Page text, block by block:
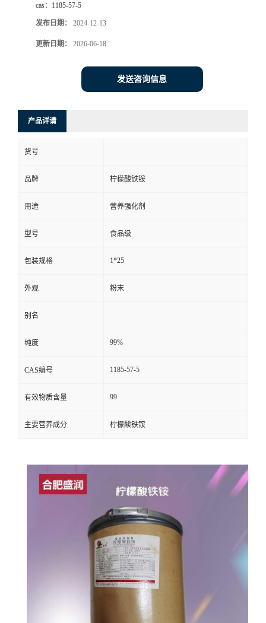
cas： 1185-57-5
发布日期： 2024-12-13
更新日期： 2026-06-18
发送咨询信息
产品详请
货号
品牌 柠檬酸铁铵
用途 营养强化剂
型号 食品级
包装规格 1*25
外观 粉末
别名
纯度 99%
CAS编号 1185-57-5
有效物质含量 99
主要营养成分 柠檬酸铁铵